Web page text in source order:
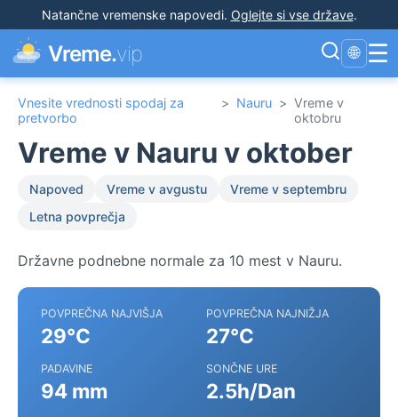
Natančne vremenske napovedi. Oglejte si vse države.
Vreme.vip 🌐 ☰
Vnesite vrednosti spodaj za
pretvorbo
> Nauru > Vreme v
oktobru
Vreme v Nauru v oktober
Napoved Vreme v avgustu
Vreme v septembru
Letna povprečja
Državne podnebne normale za 10 mest v Nauru.
POVPREČNA NAJVIŠJA
29°C
POVPREČNA NAJNIŽJA
27°C
PADAVINE
94 mm
SONČNE URE
2.5h/Dan